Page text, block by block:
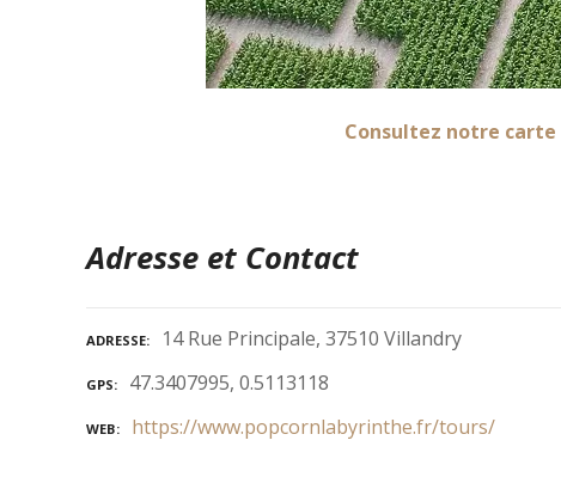
Consultez notre carte
Adresse et Contact
ADRESSE 14 Rue Principale, 37510 Villandry
GPS 47.3407995, 0.5113118
WEB https://www.popcornlabyrinthe.fr/tours/